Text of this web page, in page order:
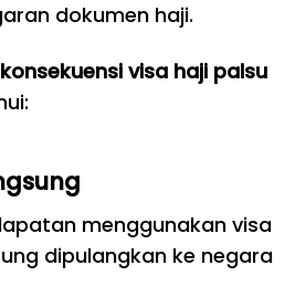
dokumen haji.
konsekuensi visa haji palsu
menggunakan visa
dipulangkan ke negara